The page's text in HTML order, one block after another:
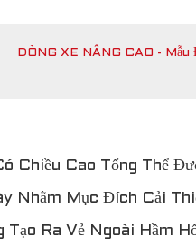
DÒNG XE NÂNG CAO - Mẫu
Chiều Cao Tổng Thể
Nhằm Mục Đích Cải
Tạo Ra Vẻ Ngoài Hầm